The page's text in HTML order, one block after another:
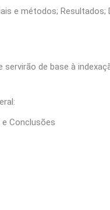
e métodos;
servirão de base à
Conclusões